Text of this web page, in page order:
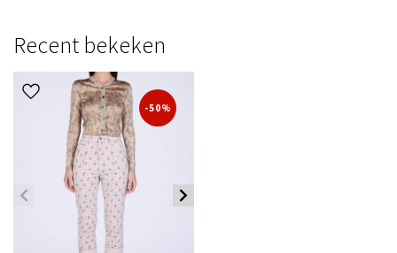
Recent bekeken
-50%